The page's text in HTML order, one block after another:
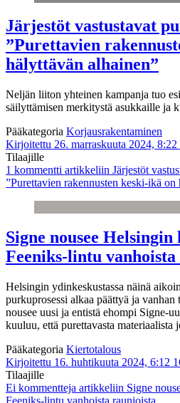
Järjestöt vastustavat
”Purettavien
hälyttävän alhainen”
Neljän liiton yhteinen kampanja tuo
säilyttämisen merkitystä asukkaille ja
Pääkategoria Korjausrakentaminen
Kirjoitettu 26. marraskuuta 2024, 8:22
Tilaajille
1 kommentti artikkeliin Järjestöt
”Purettavien rakennusten keski-ikä on
Signe nousee Helsingin
Feeniks-lintu
Helsingin ydinkeskustassa näinä
purkuprosessi alkaa päättyä ja
nousee uusi ja entistä ehompi Signe-
kuuluu, että purettavasta materiaalista
Pääkategoria Kiertotalous
Kirjoitettu 16. huhtikuuta 2024, 6:12
Tilaajille
Ei kommentteja artikkeliin Signe